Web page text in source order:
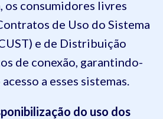
os consumidores livres
de Uso do Sistema
e de Distribuição
de conexão, garantindo-
a esses sistemas.
do uso dos